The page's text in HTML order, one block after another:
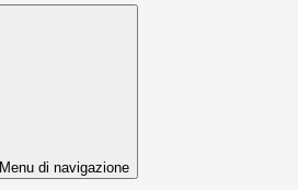
Menu di navigazione